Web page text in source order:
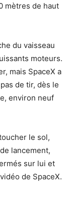
mètres de haut
du vaisseau
moteurs.
mais SpaceX a
de tir, dès le
environ neuf
le sol,
lancement,
sur lui et
de SpaceX.